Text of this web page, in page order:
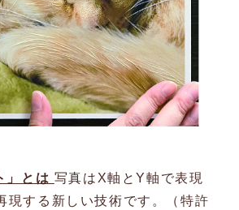
」とは 写真はX軸とY軸で表現
現する新しい技術です。（特許